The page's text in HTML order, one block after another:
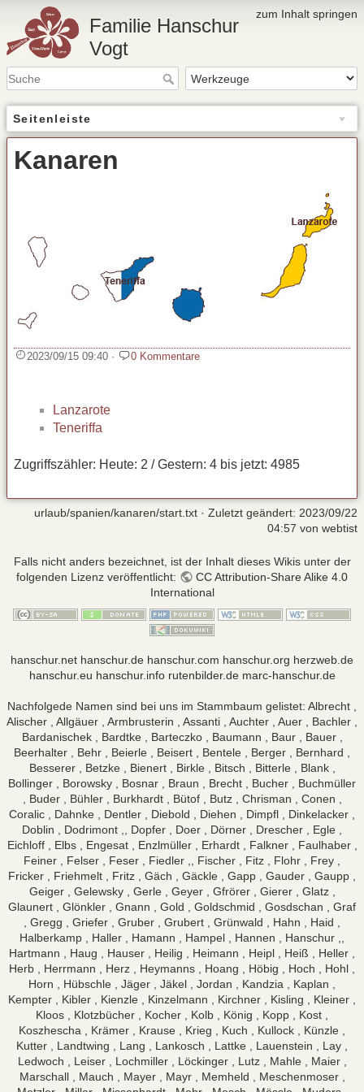
zum Inhalt springen
Familie Hanschur
Vogt
Seitenleiste
Kanaren
2023/09/15 09:40 · 0 Kommentare
Lanzarote
Teneriffa
Zugriffszähler: Heute: 2 / Gestern: 4 bis jetzt: 4985
urlaub/spanien/kanaren/start.txt · Zuletzt geändert: 2023/09/22
04:57 von webtist
Falls nicht anders bezeichnet, ist der Inhalt dieses Wikis unter der
folgenden Lizenz veröffentlicht:
CC Attribution-Share Alike 4.0
International
hanschur.net hanschur.de hanschur.com hanschur.org herzweb.de
hanschur.eu hanschur.info rutenbilder.de marc-hanschur.de
Nachfolgede Namen sind bei uns im Stammbaum gelistet: Albrecht ,
Alischer , Allgäuer , Armbrusterin , Assanti , Auchter , Auer , Bachler ,
Bardanischek , Bardtke , Barteczko , Baumann , Baur , Bauer ,
Beerhalter , Behr , Beierle , Beisert , Bentele , Berger , Bernhard ,
Besserer , Betzke , Bienert , Birkle , Bitsch , Bitterle , Blank ,
Bollinger , Borowsky , Bosnar , Braun , Brecht , Bucher , Buchmüller
, Buder , Bühler , Burkhardt , Bütof , Butz , Chrisman , Conen ,
Coralic , Dahnke , Dentler , Diebold , Diehen , Dimpfl , Dinkelacker ,
Doblin , Dodrimont ,, Dopfer , Doer , Dörner , Drescher , Egle ,
Eichloff , Elbs , Engesat , Enzlmüller , Erhardt , Falkner , Faulhaber ,
Feiner , Felser , Feser , Fiedler ,, Fischer , Fitz , Flohr , Frey ,
Fricker , Friehmelt , Fritz , Gäch , Gäckle , Gapp , Gauder , Gaupp ,
Geiger , Gelewsky , Gerle , Geyer , Gfrörer , Gierer , Glatz ,
Glaunert , Glönkler , Gnann , Gold , Goldschmid , Gosdschan , Graf
, Gregg , Griefer , Gruber , Grubert , Grünwald , Hahn , Haid ,
Halberkamp , Haller , Hamann , Hampel , Hannen , Hanschur ,,
Hartmann , Haug , Hauser , Heilig , Heimann , Heipl , Heiß , Heller ,
Herb , Herrmann , Herz , Heymanns , Hoang , Höbig , Hoch , Hohl ,
Horn , Hübschle , Jäger , Jäkel , Jordan , Kandzia , Kaplan ,
Kempter , Kibler , Kienzle , Kinzelmann , Kirchner , Kisling , Kleiner ,
Kloos , Klotzbücher , Kocher , Kolb , König , Kopp , Kost ,
Koszhescha , Krämer , Krause , Krieg , Kuch , Kullock , Künzle ,
Kutter , Landtwing , Lang , Lankosch , Lattke , Lauenstein , Lay ,
Ledwoch , Leiser , Lochmiller , Löckinger , Lutz , Mahle , Maier ,
Marschall , Mauch , Mayer , Mayr , Memheld , Meschenmoser ,